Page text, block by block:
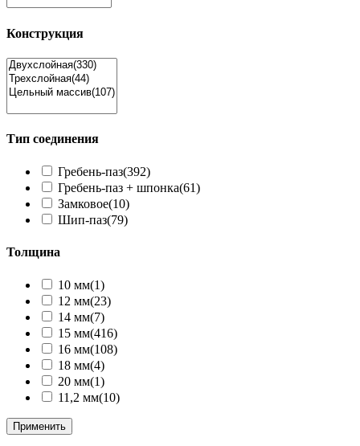
Конструкция
Тип соединения
Гребень-паз(392)
Гребень-паз + шпонка(61)
Замковое(10)
Шип-паз(79)
Толщина
10 мм(1)
12 мм(23)
14 мм(7)
15 мм(416)
16 мм(108)
18 мм(4)
20 мм(1)
11,2 мм(10)
Применить